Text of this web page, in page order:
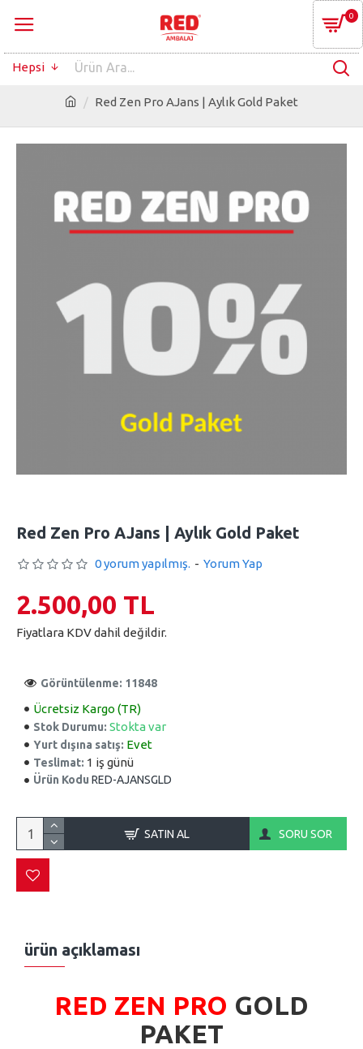
0
Hepsi
Red Zen Pro AJans | Aylık Gold Paket
Red Zen Pro AJans | Aylık Gold Paket
ürün açıklaması
RED ZEN PRO GOLD
PAKET
Ücretsiz Kargo (TR)
Stok Durumu: Stokta var
Yurt dışına satış: Evet
Teslimat: 1 iş günü
Ürün Kodu RED-AJANSGLD
Görüntülenme: 11848
0 yorum yapılmış. - Yorum Yap
2.500,00 TL
Fiyatlara KDV dahil değildir.
SATIN AL SORU SOR